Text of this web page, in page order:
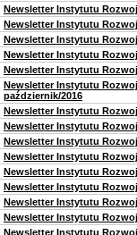
Newsletter Instytutu
Newsletter Instytutu
Newsletter Instytutu
Newsletter Instytutu
Newsletter Instytutu
Newsletter Instytutu
październik/2016
Newsletter Instytutu
Newsletter Instytutu
Newsletter Instytutu
Newsletter Instytutu
Newsletter Instytutu
Newsletter Instytutu
Newsletter Instytutu
Newsletter Instytutu
Newsletter Instytutu